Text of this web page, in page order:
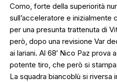
Como, forte della superiorità
sull’acceleratore e inizialmente
per una presunta trattenuta di
però, dopo una revisione Var
ai lariani. Al 68′ Nico Paz prova
potente tiro, che però si
La squadra biancoblù si riversa